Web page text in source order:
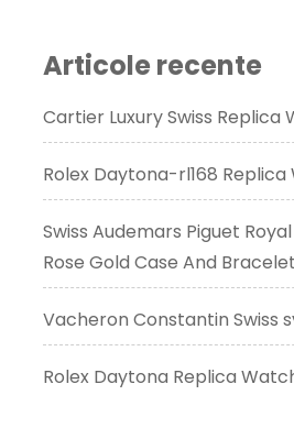
Articole recente
Cartier Luxury Swiss Replica
Rolex Daytona-rl168 Replica
Swiss Audemars Piguet
Rose Gold Case And
Vacheron Constantin Swiss
Rolex Daytona Replica